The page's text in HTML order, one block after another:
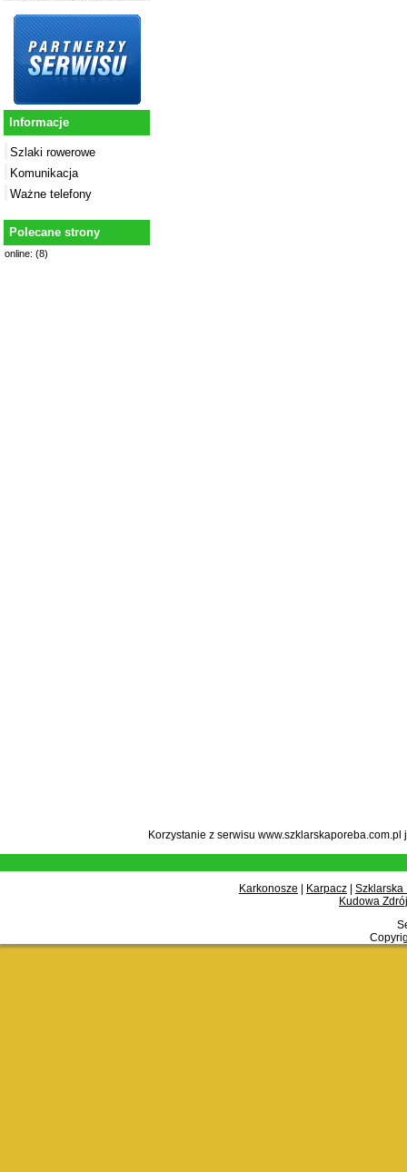
Informacje
Szlaki rowerowe
Komunikacja
Ważne telefony
Polecane strony
online: (8)
Korzystanie z serwisu
Karkonosze Karpacz
Szklarska
Kudowa